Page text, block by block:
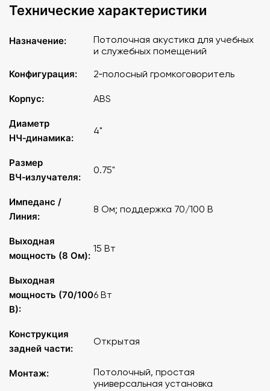
Технические характеристики
Назначение:
Потолочная акустика для учебных
и служебных помещений
Конфигурация:
2‑полосный громкоговоритель
Корпус: ABS
Диаметр
НЧ‑динамика:
4"
Размер
ВЧ‑излучателя:
0.75"
Импеданс /
Линия:
8 Ом; поддержка 70/100 В
Выходная
мощность (8 Ом):
15 Вт
Выходная
мощность (70/100
В):
6 Вт
Конструкция
задней части:
Открытая
Монтаж:
Потолочный, простая
универсальная установка